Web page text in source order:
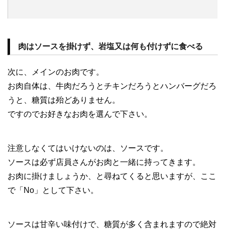
肉はソースを掛けず、岩塩又は何も付けずに食べる
次に、メインのお肉です。
お肉自体は、牛肉だろうとチキンだろうとハンバーグだろ
うと、糖質は殆どありません。
ですのでお好きなお肉を選んで下さい。
注意しなくてはいけないのは、ソースです。
ソースは必ず店員さんがお肉と一緒に持ってきます。
お肉に掛けましょうか、と尋ねてくると思いますが、ここ
で「No」として下さい。
ソースは甘辛い味付けで、糖質が多く含まれますので絶対